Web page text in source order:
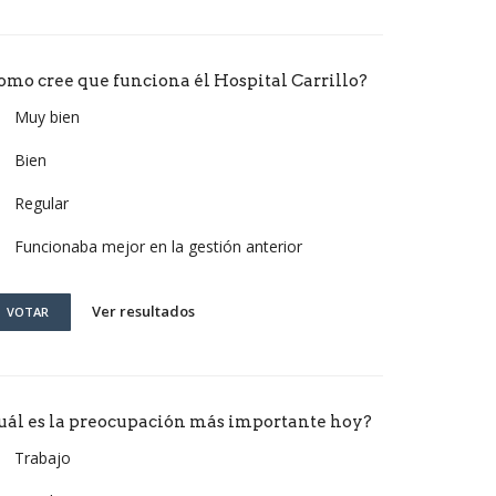
cree que funciona él Hospital Carrillo?
Muy bien
Bien
Regular
Funcionaba mejor en la gestión anterior
VOTAR Ver resultados
es la preocupación más importante hoy?
Trabajo